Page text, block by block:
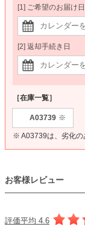
[1] ご希望のお届け日
[2] 返却手続き日
［在庫一覧］
A03739 ※
※ A03739は、劣化の
お客様レビュー
評価平均 4.6